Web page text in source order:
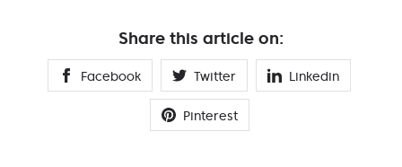
Share this article on:
Facebook Twitter Linkedin
Pinterest